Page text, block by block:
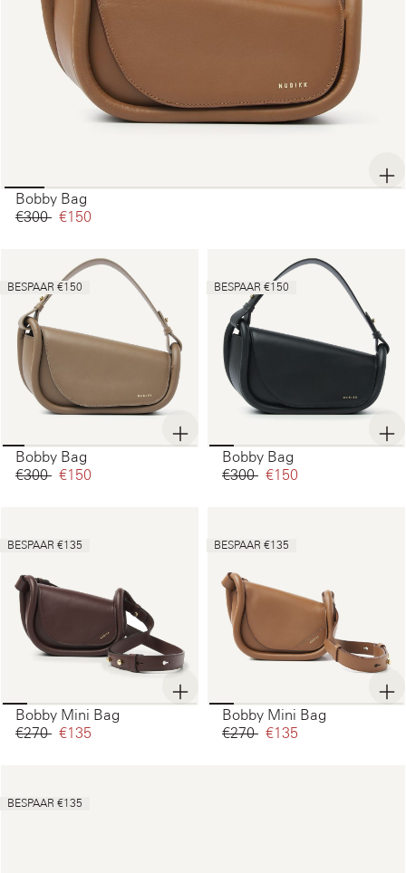
Bobby Bag
€300‌ €150‌
BESPAAR €150
Bobby Bag
€300‌ €150‌
BESPAAR €150
Bobby Bag
€300‌ €150‌
BESPAAR €135
Bobby Mini Bag
€270‌ €135‌
BESPAAR €135
Bobby Mini Bag
€270‌ €135‌
BESPAAR €135